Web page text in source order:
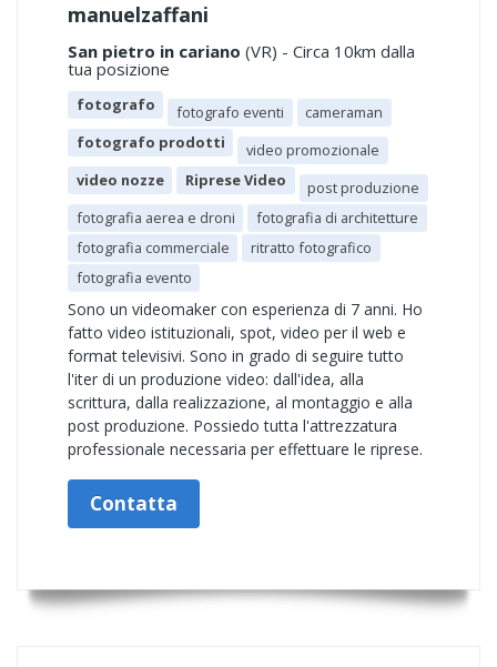
manuelzaffani
San pietro in cariano (VR) - Circa 10km dalla
tua posizione
fotografo fotografo eventi
cameraman
fotografo prodotti
video promozionale
video nozze
Riprese Video
post produzione
fotografia aerea e droni
fotografia di architetture
fotografia commerciale
ritratto fotografico
fotografia evento
Sono un videomaker con esperienza di 7 anni. Ho
fatto video istituzionali, spot, video per il web e
format televisivi. Sono in grado di seguire tutto
l'iter di un produzione video: dall'idea, alla
scrittura, dalla realizzazione, al montaggio e alla
post produzione. Possiedo tutta l'attrezzatura
professionale necessaria per effettuare le riprese.
Contatta